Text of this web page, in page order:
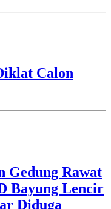
Calon
Gedung Rawat
Bayung Lencir
Diduga